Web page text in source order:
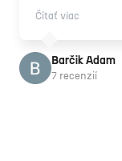
Zapožičali mi
ten môj a
nech sa vám
Čítať viac
Barčik Adam
7 recenzií